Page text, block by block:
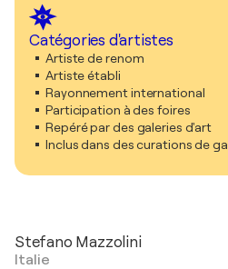
Catégories d'artistes
Artiste de renom
Artiste établi
Rayonnement international
Participation à des foires
Repéré par des galeries d'art
Inclus dans des curations de
Stefano Mazzolini
Italie